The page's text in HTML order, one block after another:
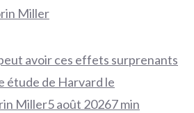
Miller
avoir ces effets surprenants
étude de Harvard le
Miller5 août 20267 min